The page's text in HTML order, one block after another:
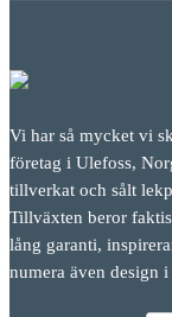
Vi har så mycket vi
företag i Ulefoss,
tillverkat och sålt
Tillväxten beror
lång garanti,
numera även design